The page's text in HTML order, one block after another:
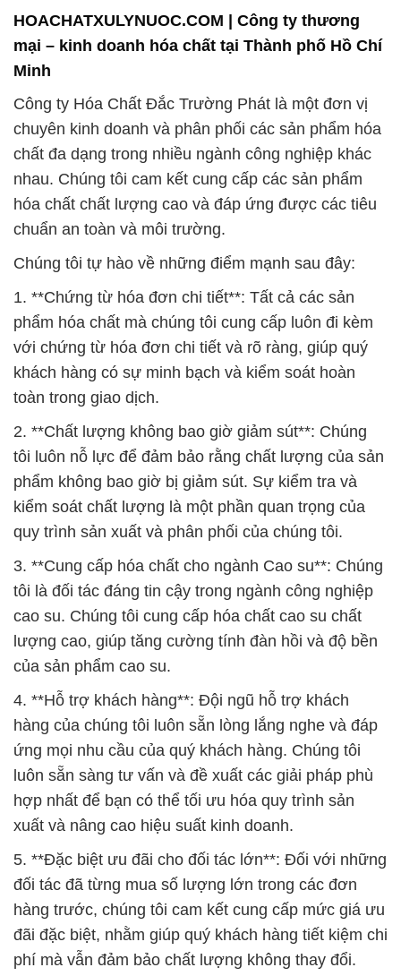
HOACHATXULYNUOC.COM | Công ty thương
mại – kinh doanh hóa chất tại Thành phố Hồ Chí
Minh
Công ty Hóa Chất Đắc Trường Phát là một đơn vị
chuyên kinh doanh và phân phối các sản phẩm hóa
chất đa dạng trong nhiều ngành công nghiệp khác
nhau. Chúng tôi cam kết cung cấp các sản phẩm
hóa chất chất lượng cao và đáp ứng được các tiêu
chuẩn an toàn và môi trường.
Chúng tôi tự hào về những điểm mạnh sau đây:
1. **Chứng từ hóa đơn chi tiết**: Tất cả các sản
phẩm hóa chất mà chúng tôi cung cấp luôn đi kèm
với chứng từ hóa đơn chi tiết và rõ ràng, giúp quý
khách hàng có sự minh bạch và kiểm soát hoàn
toàn trong giao dịch.
2. **Chất lượng không bao giờ giảm sút**: Chúng
tôi luôn nỗ lực để đảm bảo rằng chất lượng của sản
phẩm không bao giờ bị giảm sút. Sự kiểm tra và
kiểm soát chất lượng là một phần quan trọng của
quy trình sản xuất và phân phối của chúng tôi.
3. **Cung cấp hóa chất cho ngành Cao su**: Chúng
tôi là đối tác đáng tin cậy trong ngành công nghiệp
cao su. Chúng tôi cung cấp hóa chất cao su chất
lượng cao, giúp tăng cường tính đàn hồi và độ bền
của sản phẩm cao su.
4. **Hỗ trợ khách hàng**: Đội ngũ hỗ trợ khách
hàng của chúng tôi luôn sẵn lòng lắng nghe và đáp
ứng mọi nhu cầu của quý khách hàng. Chúng tôi
luôn sẵn sàng tư vấn và đề xuất các giải pháp phù
hợp nhất để bạn có thể tối ưu hóa quy trình sản
xuất và nâng cao hiệu suất kinh doanh.
5. **Đặc biệt ưu đãi cho đối tác lớn**: Đối với những
đối tác đã từng mua số lượng lớn trong các đơn
hàng trước, chúng tôi cam kết cung cấp mức giá ưu
đãi đặc biệt, nhằm giúp quý khách hàng tiết kiệm chi
phí mà vẫn đảm bảo chất lượng không thay đổi.